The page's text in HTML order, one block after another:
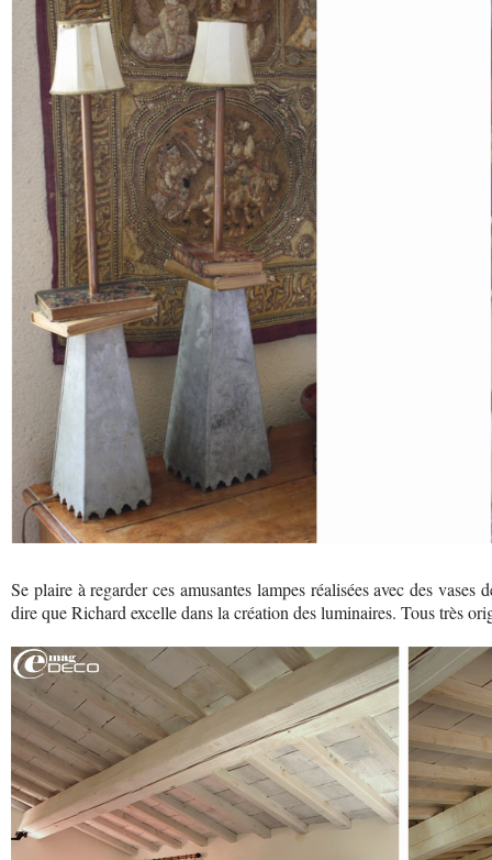
Se plaire à regarder ces amusantes lampes réalisées avec des
dire que Richard excelle dans la création des luminaires. Tous très